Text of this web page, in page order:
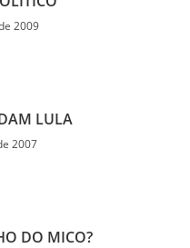
2009
LULA
2007
DO MICO?